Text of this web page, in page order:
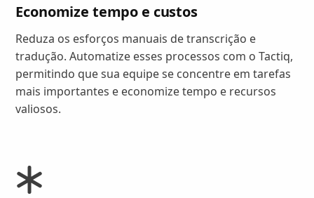
Economize tempo e custos
Reduza os esforços manuais de transcrição e
tradução. Automatize esses processos com o Tactiq,
permitindo que sua equipe se concentre em tarefas
mais importantes e economize tempo e recursos
valiosos.